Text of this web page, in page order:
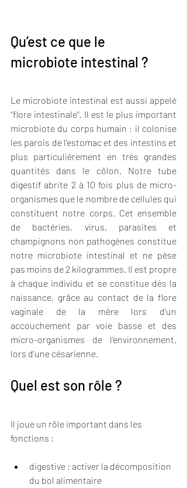
Qu’est ce que le
microbiote intestinal ?
Le microbiote intestinal est aussi appelé
“flore intestinale“. Il est le plus important
microbiote du corps humain ; il colonise
les parois de l’estomac et des intestins et
plus particulièrement en très grandes
quantités dans le côlon. Notre tube
digestif abrite 2 à 10 fois plus de micro-
organismes que le nombre de cellules qui
constituent notre corps. Cet ensemble
de bactéries, virus, parasites et
champignons non pathogènes constitue
notre microbiote intestinal et ne pèse
pas moins de 2 kilogrammes. Il est propre
à chaque individu et se constitue dès la
naissance, grâce au contact de la flore
vaginale de la mère lors d’un
accouchement par voie basse et des
micro-organismes de l’environnement,
lors d’une césarienne.
Quel est son rôle ?
Il joue un rôle important dans les
fonctions :
digestive : activer la décomposition
du bol alimentaire